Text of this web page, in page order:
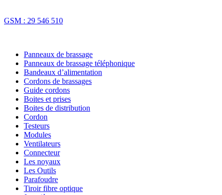
GSM : 29 546 510
Panneaux de brassage
Panneaux de brassage téléphonique
Bandeaux d’alimentation
Cordons de brassages
Guide cordons
Boites et prises
Boites de distribution
Cordon
Testeurs
Modules
Ventilateurs
Connecteur
Les noyaux
Les Outils
Parafoudre
Tiroir fibre optique